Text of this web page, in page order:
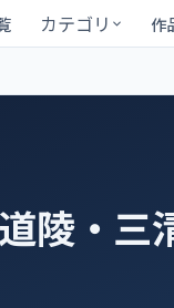
カテゴリ 作
陵・三